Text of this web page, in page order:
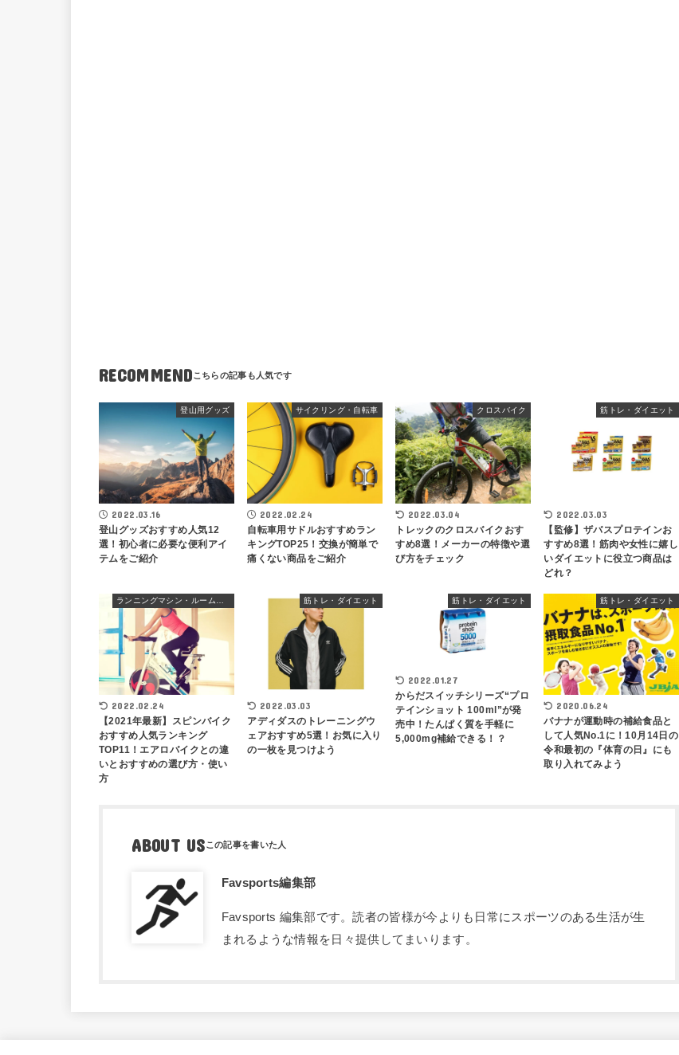
RECOMMEND
登山用グッズ
2022.03.16
登山グッズおすすめ人気12
選！初心者に必要な便利アイ
テムをご紹介
サイクリング・自転車
2022.02.24
自転車用サドルおすすめラン
キングTOP25！交換が簡単で
痛くない商品をご紹介
クロスバイク
2022.03.04
トレックのクロスバイクおす
すめ8選！メーカーの特徴や選
び方をチェック
筋トレ・ダイエット
2022.03.03
【監修】ザバスプロテインお
すすめ8選！筋肉や女性に嬉し
いダイエットに役立つ商品は
どれ？
ランニングマシン・ルームランナー
2022.02.24
【2021年最新】スピンバイク
おすすめ人気ランキング
TOP11！エアロバイクとの違
いとおすすめの選び方・使い
方
筋トレ・ダイエット
2022.03.03
アディダスのトレーニングウ
ェアおすすめ5選！お気に入り
の一枚を見つけよう
筋トレ・ダイエット
2022.01.27
からだスイッチシリーズ“プロ
テインショット 100ml”が発
売中！たんぱく質を手軽に
5,000mg補給できる！？
筋トレ・ダイエット
2020.06.24
バナナが運動時の補給食品と
して人気No.1に！10月14日の
令和最初の『体育の日』にも
取り入れてみよう
ABOUT US
Favsports編集部
Favsports 編集部です。読者の皆様が今よりも日常にスポーツのある生活が生
まれるような情報を日々提供してまいります。